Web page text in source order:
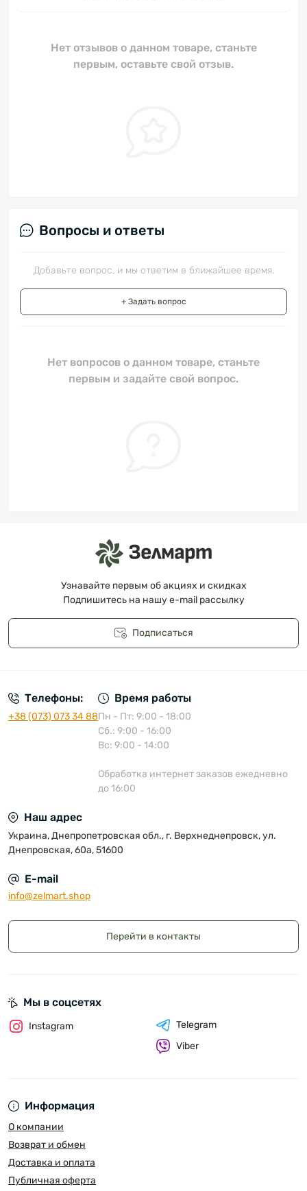
Нет отзывов о данном товаре, станьте
первым, оставьте свой отзыв.
Вопросы и ответы
Добавьте вопрос, и мы ответим в ближайшее время.
+ Задать вопрос
Нет вопросов о данном товаре, станьте
первым и задайте свой вопрос.
Узнавайте первым об акциях и скидках
Подпишитесь на нашу e-mail рассылку
Подписаться
Телефоны:
+38 (073) 073 34 88
Время работы
Пн - Пт: 9:00 - 18:00
Сб.: 9:00 - 16:00
Вс: 9:00 - 14:00
Обработка интернет заказов ежедневно
до 16:00
Наш адрес
Украина, Днепропетровская обл., г. Верхнеднепровск, ул.
Днепровская, 60а, 51600
E-mail
info@zelmart.shop
Перейти в контакты
Информация
О компании
Возврат и обмен
Доставка и оплата
Публичная оферта
Мы в соцсетях
Instagram
Telegram
Viber